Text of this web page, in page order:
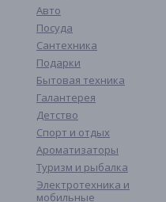
Авто
Посуда
Сантехника
Подарки
Бытовая техника
Галантерея
Детство
Спорт и отдых
Ароматизаторы
Туризм и рыбалка
Электротехника и
мобильные